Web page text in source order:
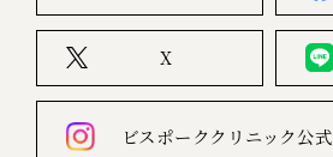
X
ビスポーククリニック公式